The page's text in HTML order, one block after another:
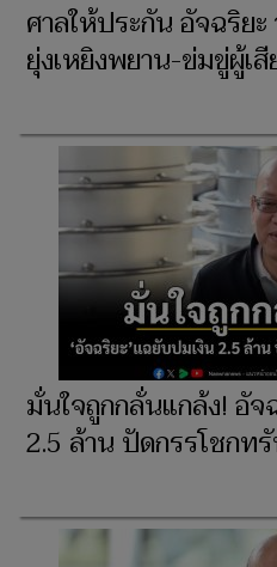
ศาลให้ประกัน อัจฉริย
ยุ่งเหยิงพยาน-ข่มขู่ผู้เ
มั่นใจถูกกลั่นแกล้ง! อั
2.5 ล้าน ปัดกรรโชกท